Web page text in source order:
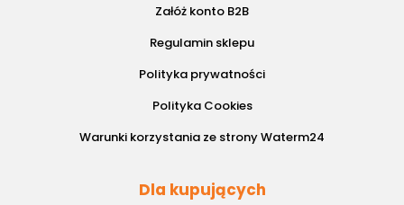
Załóż konto B2B
Regulamin sklepu
Polityka prywatności
Polityka Cookies
Warunki korzystania ze strony Waterm24
Dla kupujących